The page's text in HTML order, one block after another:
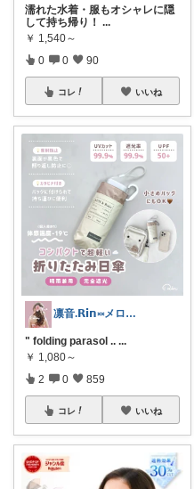
濡れた水着・服もオシャレに隠
して持ち帰り！ ...
￥ 1,540～
0 0 90
コレ いいね
凛音.𝗥𝗶𝗻༝༝メロウな暮らし🧸
" folding parasol .. ...
￥ 1,080～
2 0 859
コレ いいね